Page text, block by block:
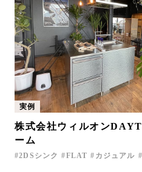
実例
株式会社ウィルオン
ーム
2DSシンク FLAT カジュアル